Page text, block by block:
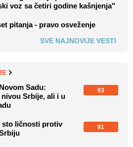
voz sa četiri godine kašnjenja"
pitanja - pravo osveženje
SVE NAJNOVIJE VESTI
Sadu:
Srbije, ali i u
93
sto ličnosti protiv
91